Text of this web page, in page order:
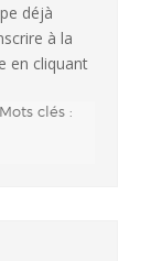
déjà
à la
en cliquant
Mots clés :